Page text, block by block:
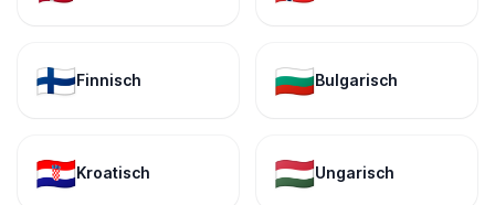
🇫🇮Finnisch 🇧🇬Bulgarisch
🇭🇷Kroatisch 🇭🇺Ungarisch